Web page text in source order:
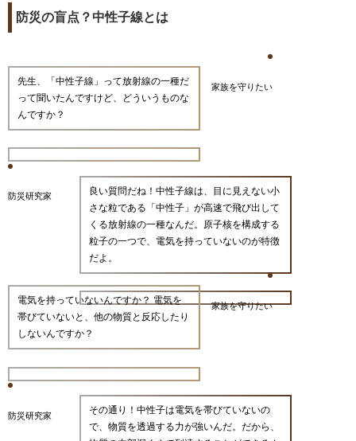
防災の盲点？中性子線とは
家族を守りたい
先生、「中性子線」って放射線の一種だ
って聞いたんですけど、どういうものな
んですか？
防災研究家
良い質問だね！中性子線は、目に見えない小
さな粒である「中性子」が高速で飛び出して
くる放射線の一種なんだ。原子核を構成する
粒子の一つで、電気を持っていないのが特徴
だよ。
家族を守りたい
電気を持っていないんですか？ 電気を
帯びていないと、他の物質と反応したり
しないんですか？
防災研究家
その通り！中性子は電気を帯びていないの
で、物質を透過する力が強いんだ。だから、